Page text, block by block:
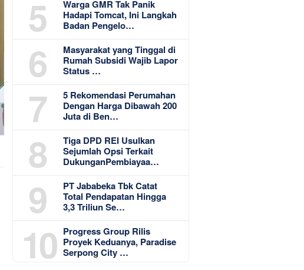
5
Warga GMR Tak Panik
Hadapi Tomcat, Ini Langkah
Badan Pengelo…
6
Masyarakat yang Tinggal di
Rumah Subsidi Wajib Lapor
Status …
7
5 Rekomendasi Perumahan
Dengan Harga Dibawah 200
Juta di Ben…
8
Tiga DPD REI Usulkan
Sejumlah Opsi Terkait
DukunganPembiayaa…
9
PT Jababeka Tbk Catat
Total Pendapatan Hingga
3,3 Triliun Se…
10
Progress Group Rilis
Proyek Keduanya, Paradise
Serpong City …